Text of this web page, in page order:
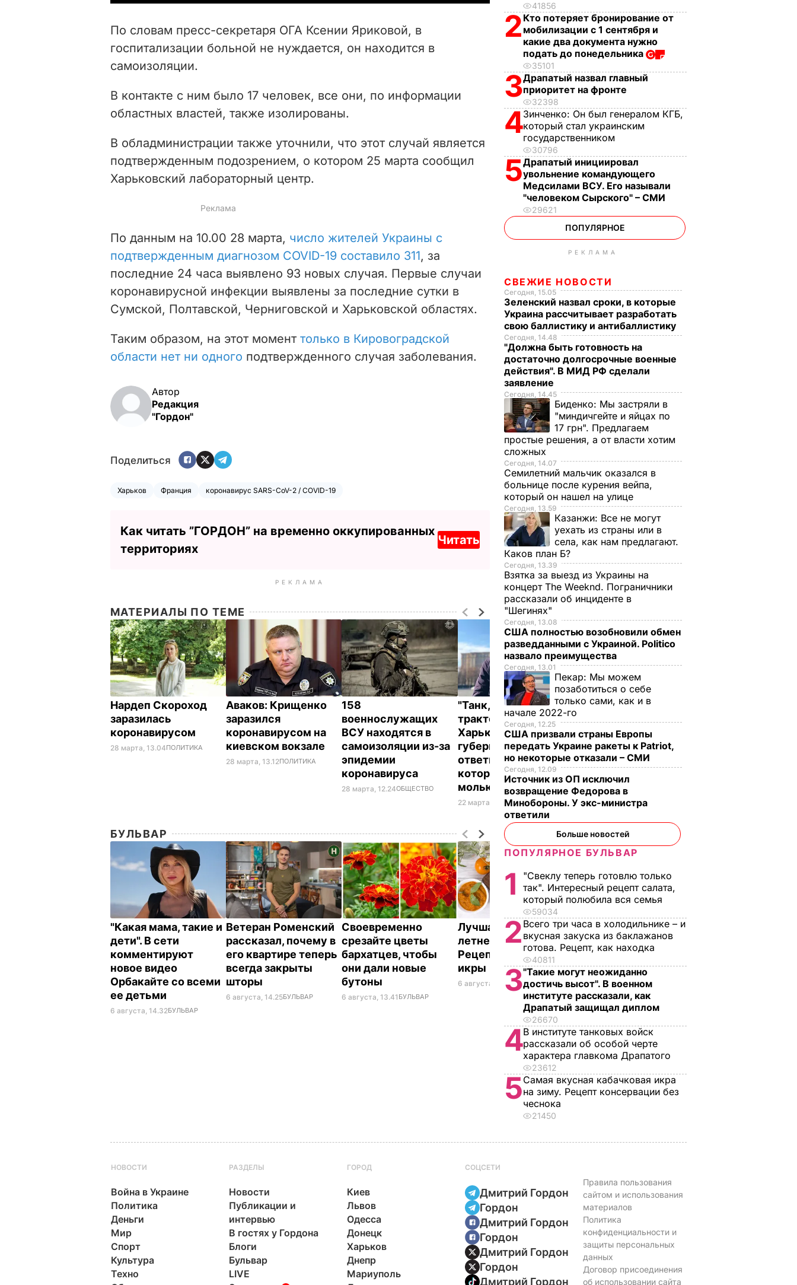
i
e
o
По словам пресс-секретаря ОГА Ксении Яриковой, в
госпитализации больной не нуждается, он находится в
самоизоляции.
В контакте с ним было 17 человек, все они, по информации
областных властей, также изолированы.
В обладминистрации также уточнили, что этот случай является
подтвержденным подозрением, о котором 25 марта сообщил
Харьковский лабораторный центр.
По данным на 10.00 28 марта, число жителей Украины с
подтвержденным диагнозом COVID-19 составило 311, за
последние 24 часа выявлено 93 новых случая. Первые случаи
коронавирусной инфекции выявлены за последние сутки в
Сумской, Полтавской, Черниговской и Харьковской областях.
Таким образом, на этот момент только в Кировоградской
области нет ни одного подтвержденного случая заболевания.
Автор
Редакция
"Гордон"
Поделиться
Харьков Франция коронавирус SARS-CoV-2 / COVID-19
Как читать ”ГОРДОН” на временно оккупированных
территориях
Читать
РЕКЛАМА
МАТЕРИАЛЫ ПО ТЕМЕ
Нардеп Скороход
заразилась
коронавирусом
28 марта, 13.04ПОЛИТИКА
Аваков: Крищенко
заразился
коронавирусом на
киевском вокзале
28 марта, 13.12ПОЛИТИКА
158
военнослужащих
ВСУ находятся в
самоизоляции из-за
эпидемии
коронавируса
28 марта, 12.24ОБЩЕСТВО
"Танк, похожий на
трактор".
Харьковский
губернатор Кучер
ответил Кернесу,
который назвал его
молью
22 марта, 14.34ПОЛИТИКА
БУЛЬВАР
"Какая мама, такие и
дети". В сети
комментируют
новое видео
Орбакайте со всеми
ее детьми
6 августа, 14.32БУЛЬВАР
Ветеран Роменский
рассказал, почему в
его квартире теперь
всегда закрыты
шторы
6 августа, 14.25БУЛЬВАР
Своевременно
срезайте цветы
бархатцев, чтобы
они дали новые
бутоны
6 августа, 13.41 БУЛЬВАР
Лучшая намазка для
летнего перекуса.
Рецепт кабачковой
икры
6 августа, 13.02БУЛЬВАР
Добавьте это в
каждую банку – и
огурцы под
капроновой
крышкой не
перекиснут. Рецепт
без стерилизации
6 августа, 12.50БУЛЬВАР
41856
2 Кто потеряет бронирование от
мобилизации с 1 сентября и
какие два документа нужно
подать до понедельника
35101
3Драпатый назвал главный
приоритет на фронте
32398
4Зинченко: Он был генералом КГБ,
который стал украинским
государственником
30796
5Драпатый инициировал
увольнение командующего
Медсилами ВСУ. Его называли
"человеком Сырского" – СМИ
29621
ПОПУЛЯРНОЕ
РЕКЛАМА
СВЕЖИЕ НОВОСТИ
Сегодня, 15.05
Зеленский назвал сроки, в которые
Украина рассчитывает разработать
свою баллистику и антибаллистику
Сегодня, 14.48
"Должна быть готовность на
достаточно долгосрочные военные
действия". В МИД РФ сделали
заявление
Сегодня, 14.45
Биденко: Мы застряли в
"миндичгейте и яйцах по
17 грн". Предлагаем
простые решения, а от власти хотим
сложных
Сегодня, 14.07
Семилетний мальчик оказался в
больнице после курения вейпа,
который он нашел на улице
Сегодня, 13.59
Казанжи: Все не могут
уехать из страны или в
села, как нам предлагают.
Каков план Б?
Сегодня, 13.39
Взятка за выезд из Украины на
концерт The Weeknd. Пограничники
рассказали об инциденте в
"Шегинях"
Сегодня, 13.08
США полностью возобновили обмен
разведданными с Украиной. Politico
назвало преимущества
Сегодня, 13.01
Пекар: Мы можем
позаботиться о себе
только сами, как и в
начале 2022-го
Сегодня, 12.25
США призвали страны Европы
передать Украине ракеты к Patriot,
но некоторые отказали – СМИ
Сегодня, 12.09
Источник из ОП исключил
возвращение Федорова в
Минобороны. У экс-министра
ответили
Больше новостей
ПОПУЛЯРНОЕ БУЛЬВАР
1
"Свеклу теперь готовлю только
так". Интересный рецепт салата,
который полюбила вся семья
59034
2 Всего три часа в холодильнике – и
вкусная закуска из баклажанов
готова. Рецепт, как находка
40811
3"Такие могут неожиданно
достичь высот". В военном
институте рассказали, как
Драпатый защищал диплом
26670
4В институте танковых войск
рассказали об особой черте
характера главкома Драпатого
23612
5Самая вкусная кабачковая икра
на зиму. Рецепт консервации без
чеснока
21450
НОВОСТИ
Война в Украине
Политика
Деньги
Мир
Спорт
Культура
Техно
РАЗДЕЛЫ
Новости
Публикации и
интервью
В гостях у Гордона
Блоги
Бульвар
LIVE
ГОРОД
Киев
Львов
Одесса
Донецк
Харьков
Днепр
Мариуполь
СОЦСЕТИ
Дмитрий Гордон
Гордон
Дмитрий Гордон
Гордон
Дмитрий Гордон
Гордон
Дмитрий Гордон
Правила пользования
сайтом и использования
материалов
Политика
конфиденциальности и
защиты персональных
данных
Договор присоединения
об использовании сайта